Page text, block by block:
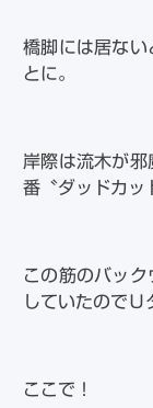
橋脚には居ない
とに。
岸際は流木が
番〝ダッドカッ
この筋のバッ
していたのでＵ
ここで！